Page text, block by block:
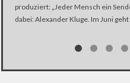
produziert: „Jeder Mensch ein
dabei: Alexander Kluge. Im Juni